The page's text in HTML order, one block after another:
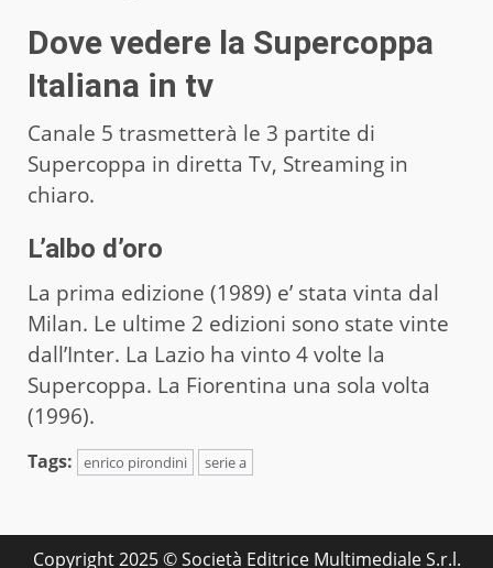
Dove vedere la Supercoppa
Italiana in tv
Canale 5 trasmetterà le 3 partite di
Supercoppa in diretta Tv, Streaming in
chiaro.
L’albo d’oro
La prima edizione (1989) e’ stata vinta dal
Milan. Le ultime 2 edizioni sono state vinte
dall’Inter. La Lazio ha vinto 4 volte la
Supercoppa. La Fiorentina una sola volta
(1996).
Tags: enrico pirondini serie a
Copyright 2025 © Società Editrice Multimediale S.r.l.